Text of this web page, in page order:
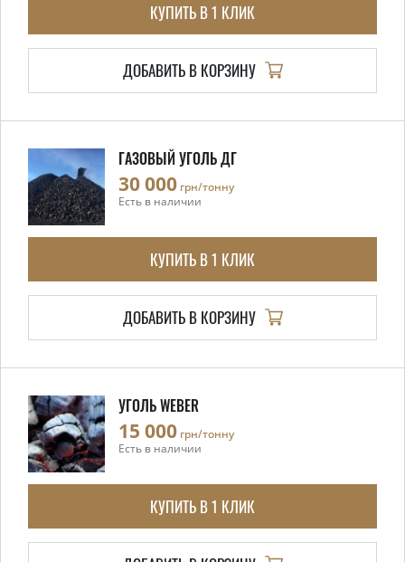
КУПИТЬ В 1 КЛИК
ДОБАВИТЬ В КОРЗИНУ
ГАЗОВЫЙ УГОЛЬ ДГ
30 000 грн/тонну
Есть в наличии
КУПИТЬ В 1 КЛИК
ДОБАВИТЬ В КОРЗИНУ
УГОЛЬ WEBER
15 000 грн/тонну
Есть в наличии
КУПИТЬ В 1 КЛИК